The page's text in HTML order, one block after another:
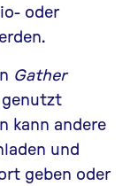
oder
Gather
kann andere
und
geben oder